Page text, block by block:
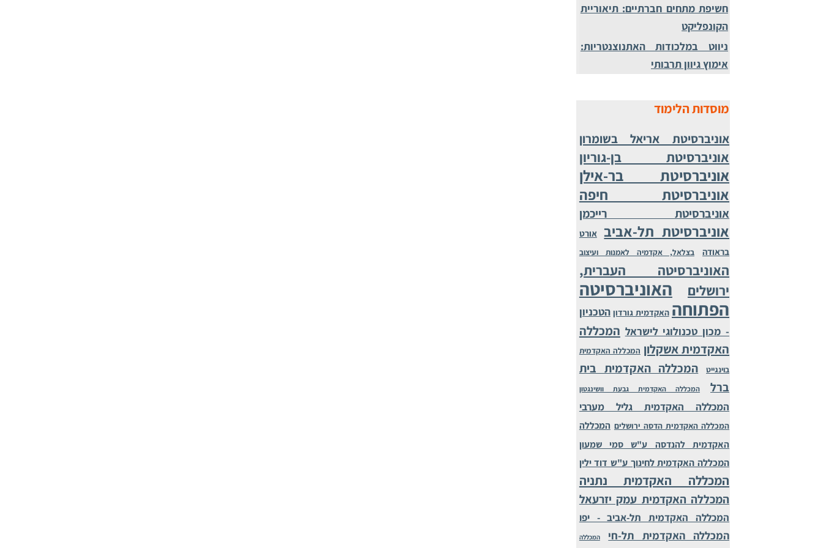
חשיפת מתחים חברתיים: תיאוריית
הקונפליקט
ניווט במלכודות האתנוצנטריות:
אימוץ גיוון תרבותי
מוסדות הלימוד
אוניברסיטת אריאל בשומרון
אוניברסיטת בן-גוריון
אוניברסיטת בר-אילן
אוניברסיטת חיפה
אוניברסיטת רייכמן
אוניברסיטת תל-אביב
אורט
בראודה
בצלאל, אקדמיה לאמנות ועיצוב
האוניברסיטה העברית,
ירושלים
האוניברסיטה
הפתוחה האקדמית גורדון הטכניון
- מכון טכנולוגי לישראל המכללה
האקדמית אשקלון המכללה האקדמית
בוינגייט
המכללה האקדמית בית
ברל
המכללה האקדמית גבעת וושינגטון
המכללה האקדמית גליל מערבי
המכללה האקדמית הדסה ירושלים המכללה
האקדמית להנדסה ע"ש סמי שמעון
המכללה האקדמית לחינוך ע"ש דוד ילין
המכללה האקדמית נתניה
המכללה האקדמית עמק יזרעאל
המכללה האקדמית תל-אביב - יפו
המכללה האקדמית תל-חי המכללה